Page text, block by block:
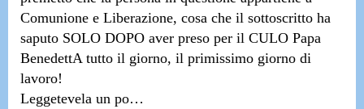
Comunione e Liberazione, cosa che il sottoscritto ha
saputo SOLO DOPO aver preso per il CULO Papa
BenedettA tutto il giorno, il primissimo giorno di
lavoro!
Leggetevela un po…